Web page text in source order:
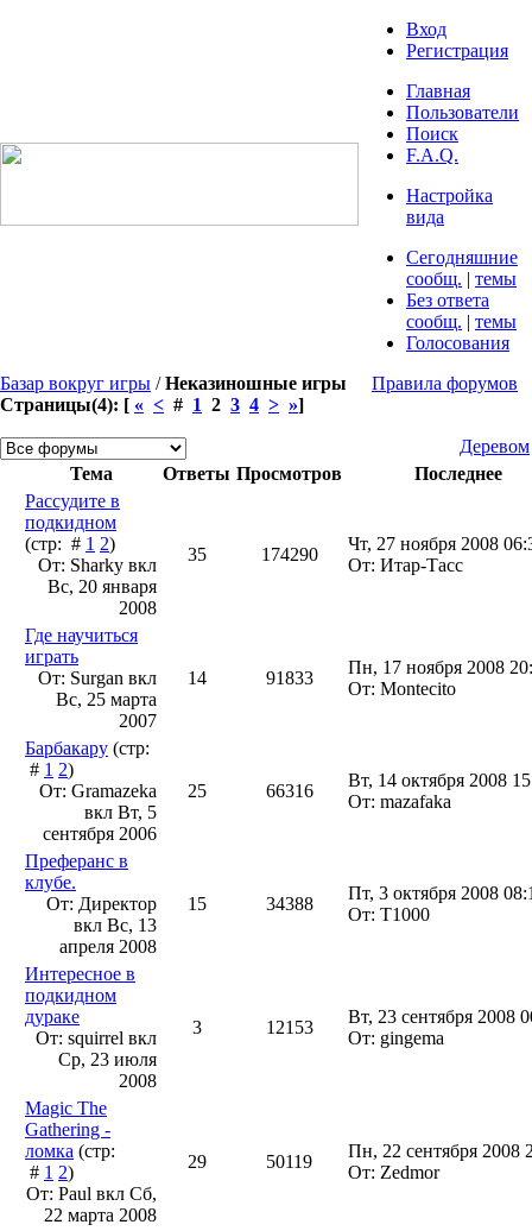
Вход
Регистрация
Главная
Пользователи
Поиск
F.A.Q.
Настройка
вида
Сегодняшние
сообщ. | темы
Без ответа
сообщ. | темы
Голосования
Базар вокруг игры /Неказиношные игры
Правила форумов
Страницы(4): [ « < # 1 2 3 4 > »]
Деревом
Тема
Ответы Просмотров
Последнее
Рассудите в
подкидном
(стр: # 1 2)
От: Sharky вкл
Вс, 20 января
2008
35 174290
Чт, 27 ноября 2008
От: Итар-Тасс
Где научиться
играть
От: Surgan вкл
Вс, 25 марта
2007
14 91833
Пн, 17 ноября 2008
От: Montecito
Барбакару (стр:
# 1 2)
От: Gramazeka
вкл Вт, 5
сентября 2006
25 66316
Вт, 14 октября 2008
От: mazafaka
Преферанс в
клубе.
От: Директор
вкл Вс, 13
апреля 2008
15 34388
Пт, 3 октября 2008
От: T1000
Интересное в
подкидном
дураке
От: squirrel вкл
Ср, 23 июля
2008
3 12153
Вт, 23 сентября 2008
От: gingema
Magic The
Gathering -
ломка (стр:
# 1 2)
От: Pаul вкл Сб,
22 марта 2008
29 50119
Пн, 22 сентября 2008
От: Zedmor